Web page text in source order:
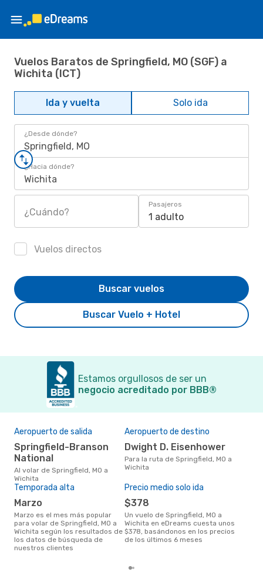
Vuelos Baratos de Springfield, MO (SGF) a
Wichita (ICT)
Ida y vuelta Solo ida
¿Desde dónde?
Springfield, MO
¿Hacia dónde?
Wichita
¿Cuándo?
Pasajeros
1 adulto
Vuelos directos
Buscar Vuelo + Hotel
Buscar vuelos
Estamos orgullosos de ser un
negocio acreditado por BBB®
Aeropuerto de salida
Springfield-Branson
National
Al volar de Springfield, MO a
Wichita
Aeropuerto de destino
Dwight D. Eisenhower
Para la ruta de Springfield, MO a
Wichita
Temporada alta
marzo
marzo es el mes más popular
para volar de Springfield, MO a
Wichita según los resultados de
los datos de búsqueda de
nuestros clientes
Precio medio solo ida
$378
Un vuelo de Springfield, MO a
Wichita en eDreams cuesta unos
$378, basándonos en los precios
de los últimos 6 meses